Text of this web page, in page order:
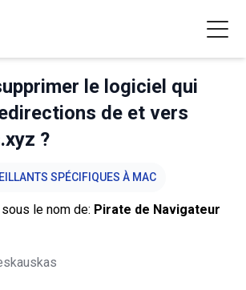
le logiciel qui
de et vers
?
SPÉCIFIQUES À MAC
le nom de: Pirate de Navigateur